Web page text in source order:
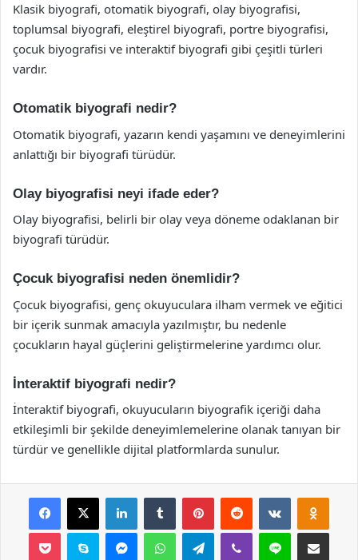
Klasik biyografi, otomatik biyografi, olay biyografisi,
toplumsal biyografi, eleştirel biyografi, portre biyografisi,
çocuk biyografisi ve interaktif biyografi gibi çeşitli türleri
vardır.
Otomatik biyografi nedir?
Otomatik biyografi, yazarın kendi yaşamını ve deneyimlerini
anlattığı bir biyografi türüdür.
Olay biyografisi neyi ifade eder?
Olay biyografisi, belirli bir olay veya döneme odaklanan bir
biyografi türüdür.
Çocuk biyografisi neden önemlidir?
Çocuk biyografisi, genç okuyuculara ilham vermek ve eğitici
bir içerik sunmak amacıyla yazılmıştır, bu nedenle
çocukların hayal güçlerini geliştirmelerine yardımcı olur.
İnteraktif biyografi nedir?
İnteraktif biyografi, okuyucuların biyografik içeriği daha
etkileşimli bir şekilde deneyimlemelerine olanak tanıyan bir
türdür ve genellikle dijital platformlarda sunulur.
Facebook
X LinkedInTumblr PinterestReddit VKontakte
Pocket Skype MessengerWhatsAppTelegramViber Line E-Posta ile